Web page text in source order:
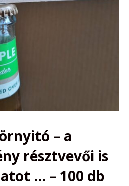
– a
résztvevői is
… – 100 db